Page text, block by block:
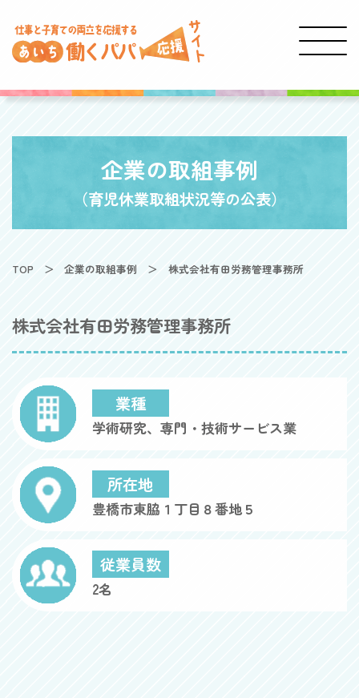
企業の取組事例
（育児休業取組状況等の公表）
TOP 企業の取組事例 株式会社有田労務管理事務所
株式会社有田労務管理事務所
業種
学術研究、専門・技術サービス業
所在地
豊橋市東脇１丁目８番地５
従業員数
2名